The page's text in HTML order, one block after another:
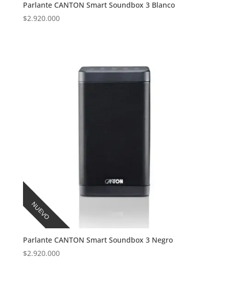
Parlante CANTON Smart Soundbox 3 Blanco
$2.920.000
NUEVO
Parlante CANTON Smart Soundbox 3 Negro
$2.920.000